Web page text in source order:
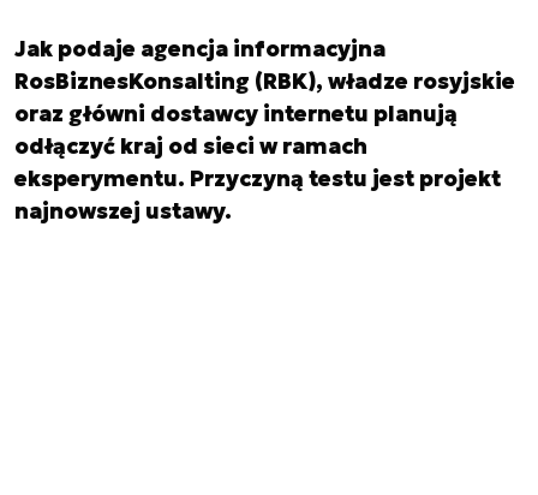
Jak podaje agencja informacyjna
RosBiznesKonsalting (RBK), władze rosyjskie
oraz główni dostawcy internetu planują
odłączyć kraj od sieci w ramach
eksperymentu. Przyczyną testu jest projekt
najnowszej ustawy.